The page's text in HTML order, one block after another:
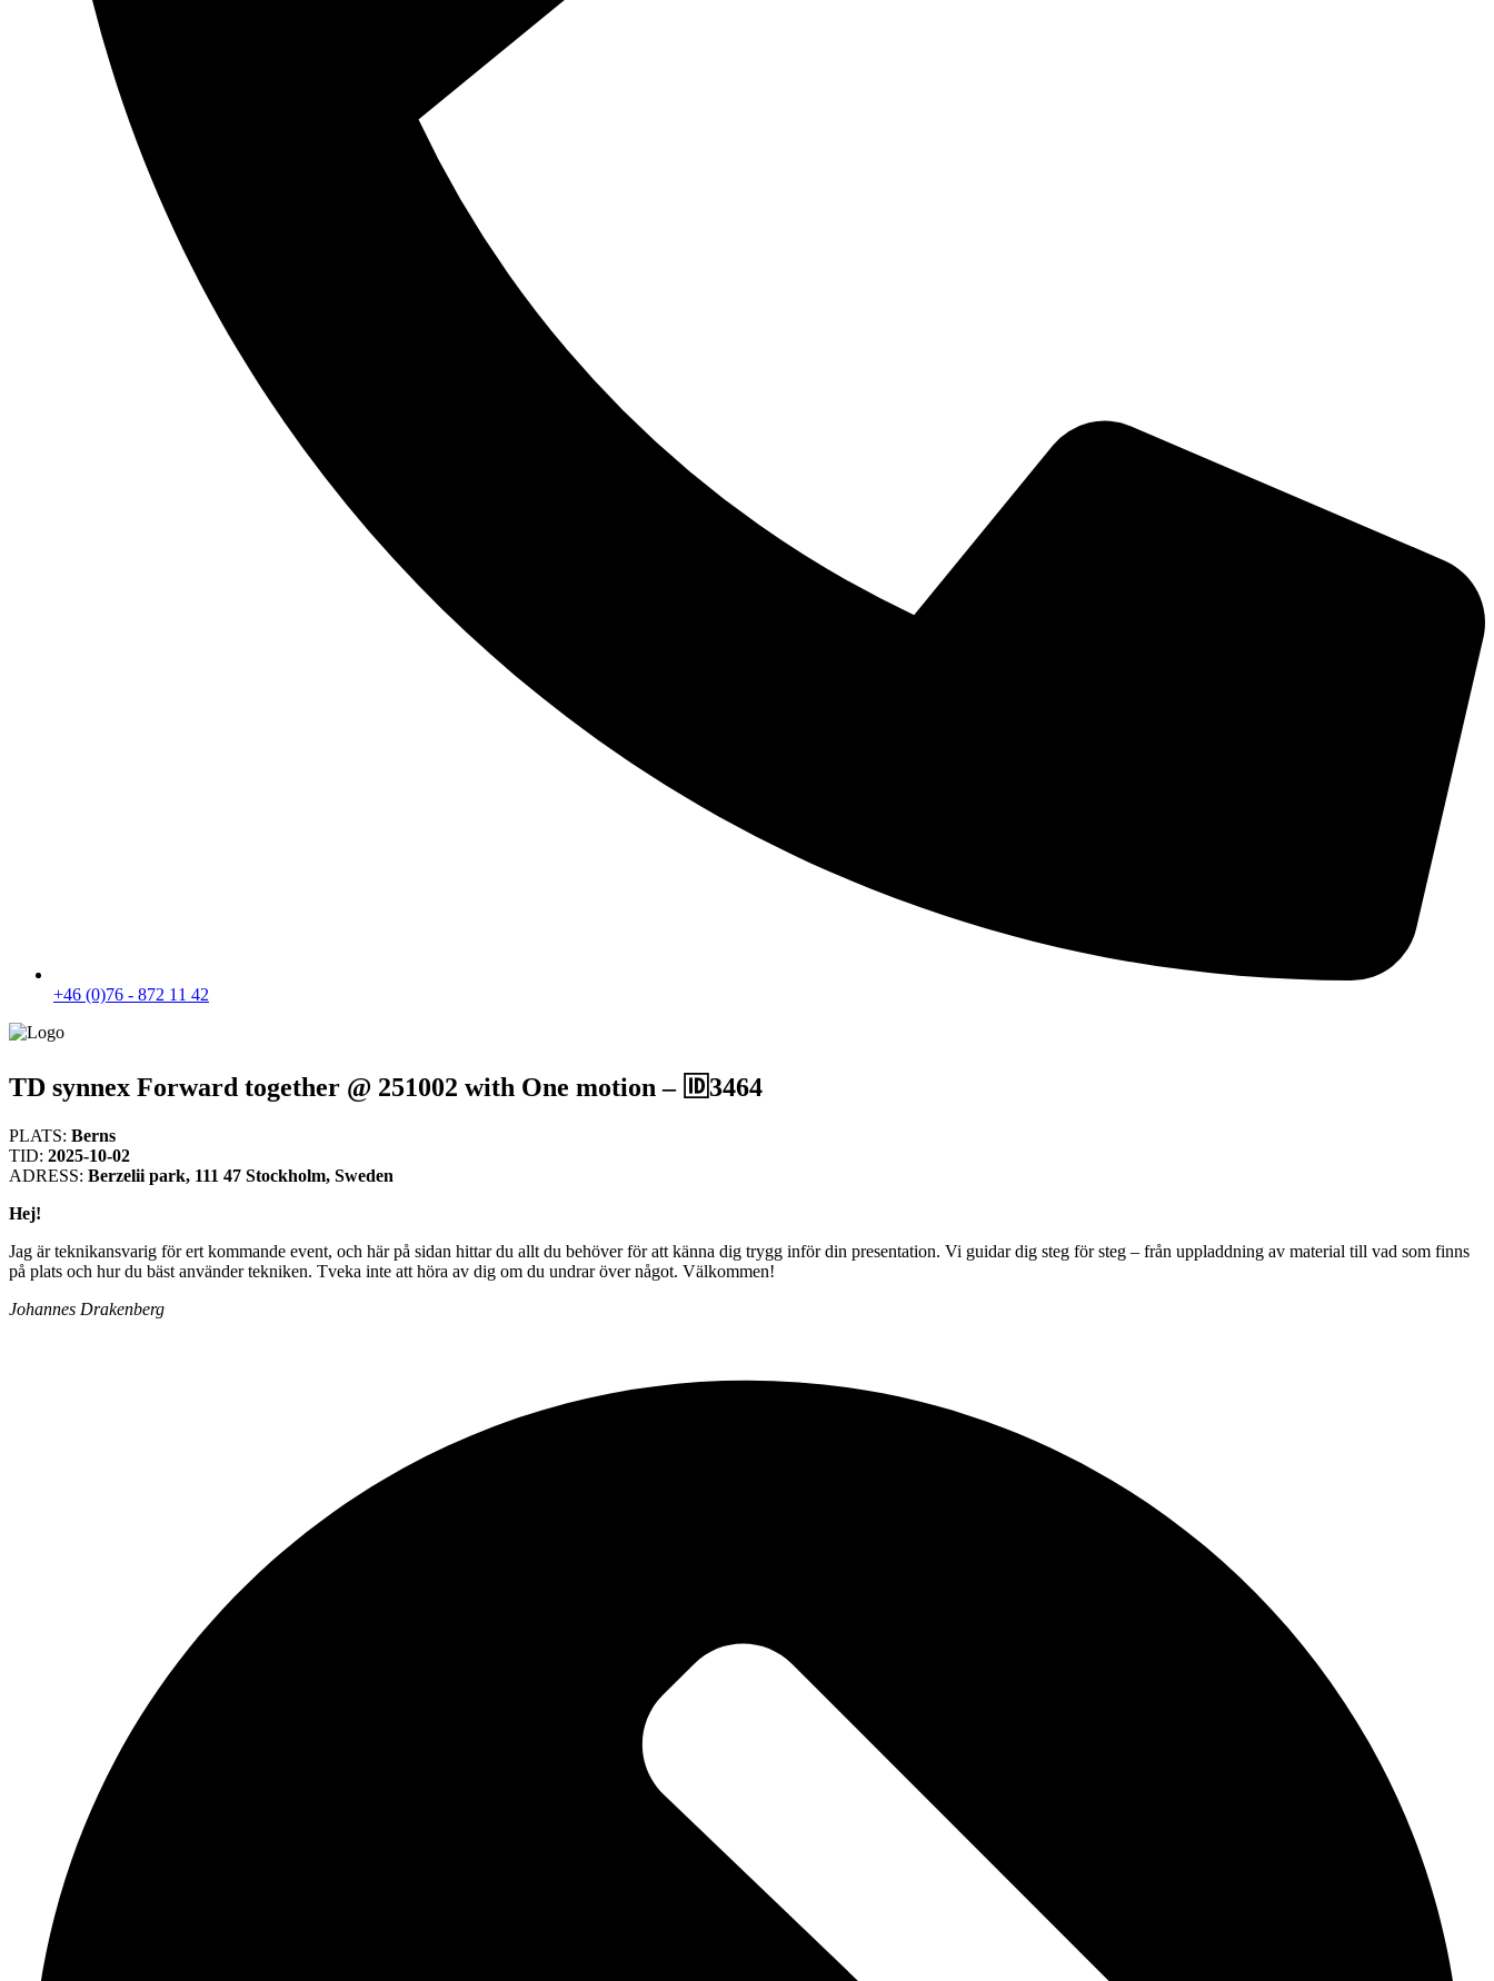
+46 (0)76 - 872 11 42
TD synnex Forward together @ 251002 with One motion – 🆔3464
PLATS: Berns
TID: 2025-10-02
ADRESS: Berzelii park, 111 47 Stockholm, Sweden
Hej!
Jag är teknikansvarig för ert kommande event, och här på sidan hittar du allt du behöver för att känna dig trygg inför din presentation. Vi guidar dig steg för steg – från uppladdning av material till vad som finns
på plats och hur du bäst använder tekniken. Tveka inte att höra av dig om du undrar över något. Välkommen!
Johannes Drakenberg